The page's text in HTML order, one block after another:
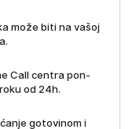
može biti na vašoj
Call centra pon-
od 24h.
gotovinom i